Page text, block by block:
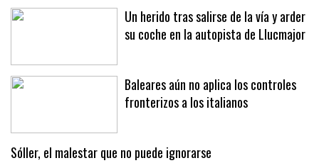
Un herido tras salirse de la vía y arder
su coche en la autopista de Llucmajor
Baleares aún no aplica los controles
fronterizos a los italianos
Sóller, el malestar que no puede ignorarse